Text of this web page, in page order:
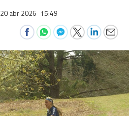
20 abr 2026 15:49